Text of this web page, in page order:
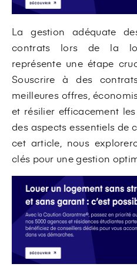
La gestion adéquate
contrats lors de la
représente une étape
Souscrire à des
meilleures offres,
et résilier efficacement
des aspects essentiels de
cet article, nous
clés pour une gestion